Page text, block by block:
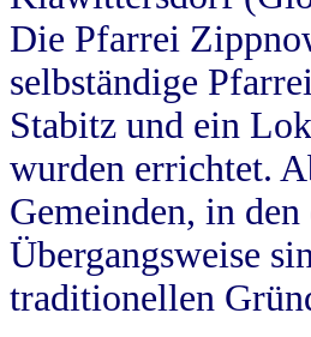
Die Pfarrei
selbständige
Stabitz und ein
wurden errichtet.
Gemeinden, in
Übergangsweise
traditionellen